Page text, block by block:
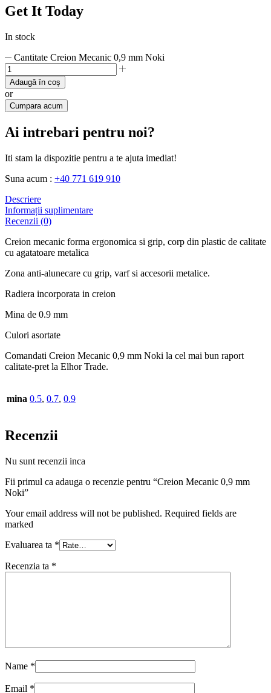
Get It Today
In stock
Cantitate Creion Mecanic 0,9 mm Noki
Adaugă în coș
or
Cumpara acum
Ai intrebari pentru noi?
Iti stam la dispozitie pentru a te ajuta imediat!
Suna acum : +40 771 619 910
Descriere
Informații suplimentare
Recenzii (0)
Creion mecanic forma ergonomica si grip, corp din plastic de calitate
cu agatatoare metalica
Zona anti-alunecare cu grip, varf si accesorii metalice.
Radiera incorporata in creion
Mina de 0.9 mm
Culori asortate
Comandati Creion Mecanic 0,9 mm Noki la cel mai bun raport
calitate-pret la Elhor Trade.
mina 0.5, 0.7, 0.9
Recenzii
Nu sunt recenzii inca
Fii primul ca adauga o recenzie pentru “Creion Mecanic 0,9 mm
Noki”
Your email address will not be published. Required fields are
marked
Evaluarea ta *
Recenzia ta *
Name *
Email *